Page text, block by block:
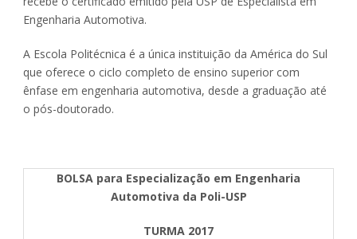
Engenharia Automotiva.
A Escola Politécnica é a única instituição da América do Sul
que oferece o ciclo completo de ensino superior com
ênfase em engenharia automotiva, desde a graduação até
o pós-doutorado.
BOLSA para Especialização em Engenharia
Automotiva da Poli-USP
TURMA 2017